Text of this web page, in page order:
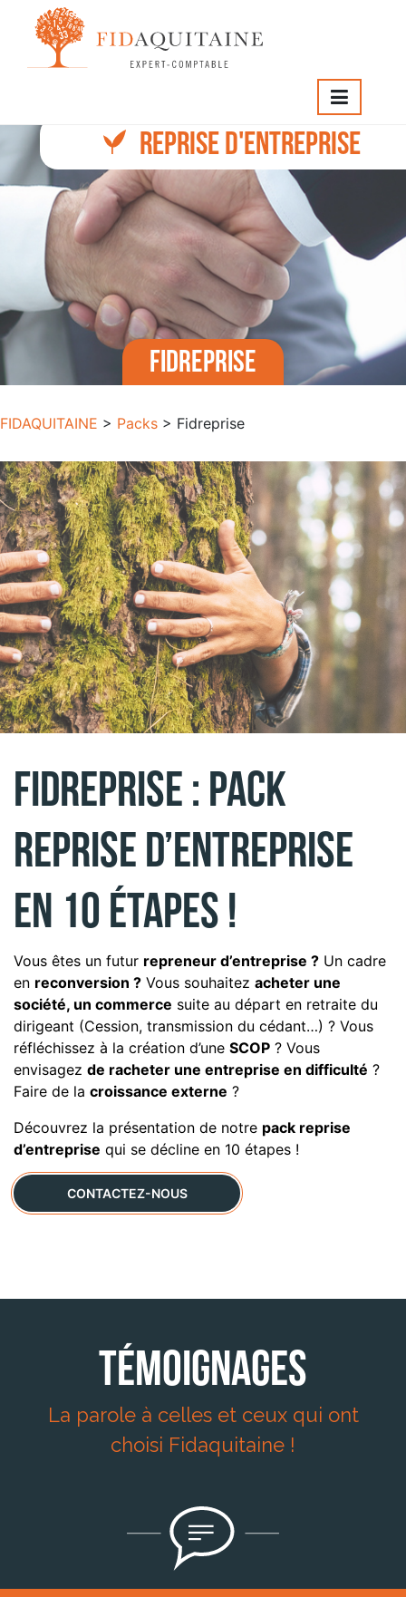
REPRISE D'ENTREPRISE
Fidreprise
FIDAQUITAINE > Packs > Fidreprise
FIDREPRISE : Pack
reprise d’entreprise
en 10 étapes !
Vous êtes un futur repreneur d’entreprise ? Un cadre
en reconversion ? Vous souhaitez acheter une
société, un commerce suite au départ en retraite du
dirigeant (Cession, transmission du cédant…) ? Vous
réfléchissez à la création d’une SCOP ? Vous
envisagez de racheter une entreprise en difficulté ?
Faire de la croissance externe ?
Découvrez la présentation de notre pack reprise
d’entreprise qui se décline en 10 étapes !
CONTACTEZ-NOUS
Témoignages
La parole à celles et ceux qui ont
choisi Fidaquitaine !